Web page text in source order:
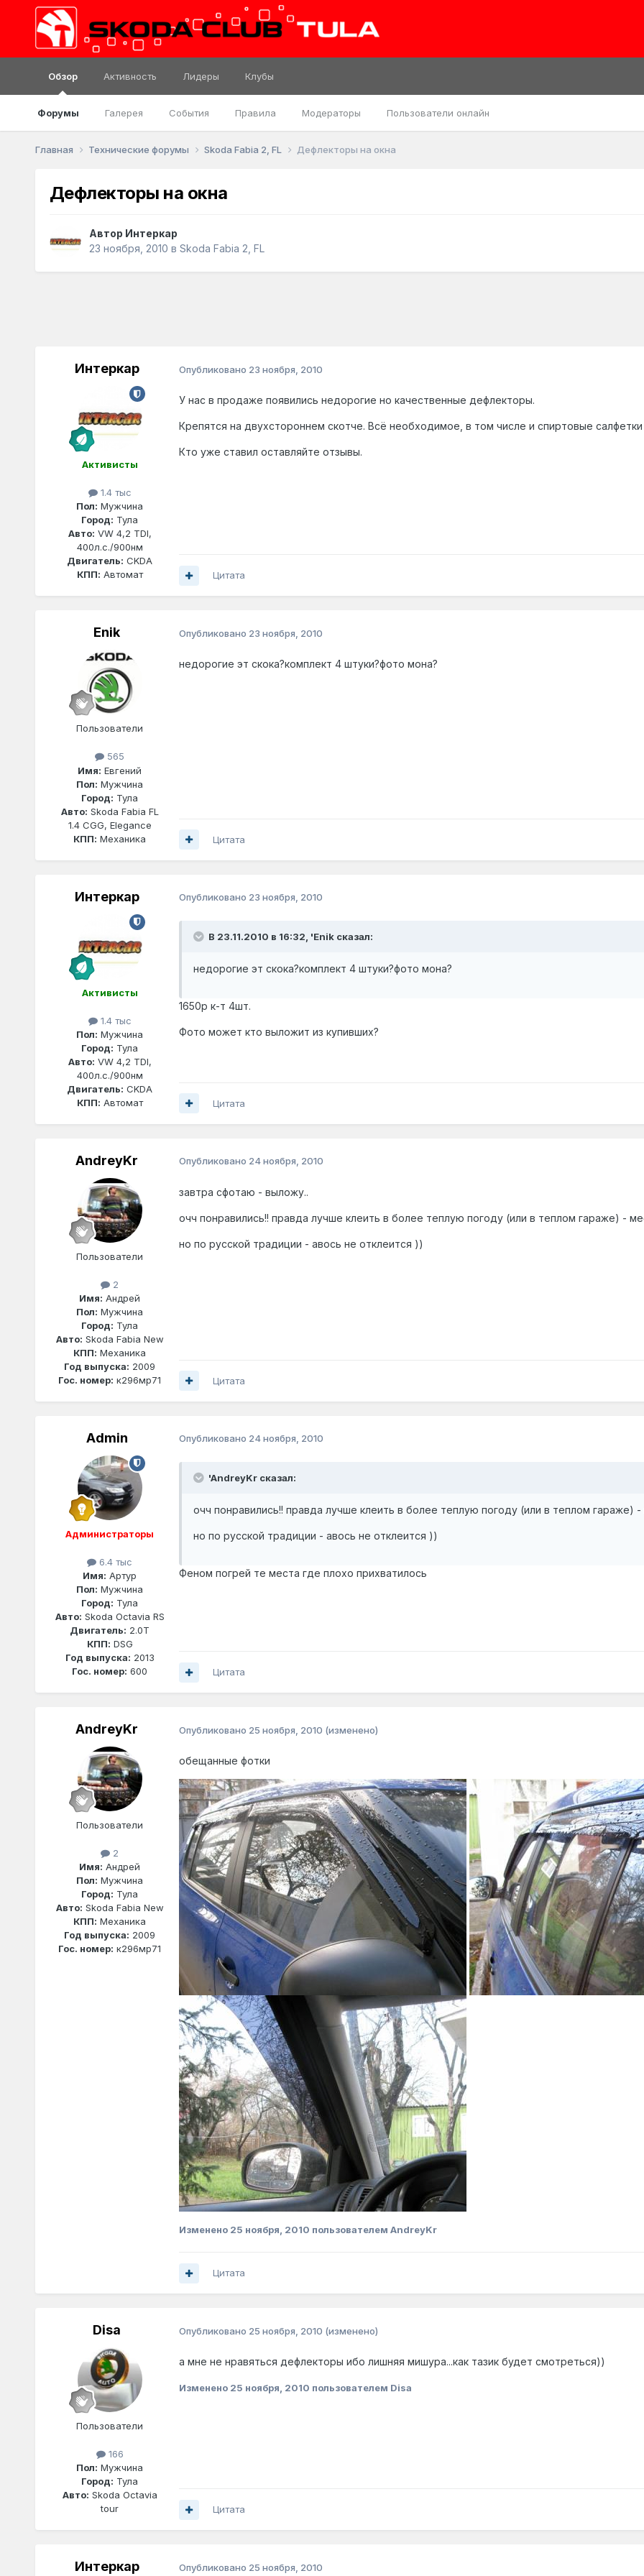
Обзор
Форумы Галерея События Правила Модераторы Пользователи онлайн
Активность Лидеры Клубы
Главная Технические форумы Skoda Fabia 2, FL Дефлекторы на окна
Дефлекторы на окна
Автор Интеркар
23 ноября, 2010 в Skoda Fabia 2, FL
Интеркар
Активисты
1.4 тыс
Пол: Мужчина
Город: Тула
Авто: VW 4,2 TDI,
400л.с./900нм
Двигатель: CKDA
КПП: Автомат
Опубликовано 23 ноября, 2010
У нас в продаже появились недорогие но качественные дефлекторы.
Крепятся на двухстороннем скотче. Всё необходимое, в том числе и спиртовые салфетки
Кто уже ставил оставляйте отзывы.
Цитата
Enik
Пользователи
565
Имя: Евгений
Пол: Мужчина
Город: Тула
Авто: Skoda Fabia FL
1.4 CGG, Elegance
КПП: Механика
Опубликовано 23 ноября, 2010
недорогие эт скока?комплект 4 штуки?фото мона?
Цитата
Интеркар
Активисты
1.4 тыс
Пол: Мужчина
Город: Тула
Авто: VW 4,2 TDI,
400л.с./900нм
Двигатель: CKDA
КПП: Автомат
Опубликовано 23 ноября, 2010
В 23.11.2010 в 16:32, 'Enik сказал:
недорогие эт скока?комплект 4 штуки?фото мона?
1650р к-т 4шт.
Фото может кто выложит из купивших?
Цитата
AndreyKr
Пользователи
2
Имя: Андрей
Пол: Мужчина
Город: Тула
Авто: Skoda Fabia New
КПП: Механика
Год выпуска: 2009
Гос. номер: к296мр71
Опубликовано 24 ноября, 2010
завтра сфотаю - выложу..
очч понравились!! правда лучше клеить в более теплую погоду (или в теплом гараже) -
но по русской традиции - авось не отклеится ))
Цитата
Admin
Администраторы
6.4 тыс
Имя: Артур
Пол: Мужчина
Город: Тула
Авто: Skoda Octavia RS
Двигатель: 2.0T
КПП: DSG
Год выпуска: 2013
Гос. номер: 600
Опубликовано 24 ноября, 2010
'AndreyKr сказал:
очч понравились!! правда лучше клеить в более теплую погоду (или в теплом гараже)
но по русской традиции - авось не отклеится ))
Феном погрей те места где плохо прихватилось
Цитата
AndreyKr
Пользователи
2
Имя: Андрей
Пол: Мужчина
Город: Тула
Авто: Skoda Fabia New
КПП: Механика
Год выпуска: 2009
Гос. номер: к296мр71
Опубликовано 25 ноября, 2010 (изменено)
обещанные фотки
Изменено 25 ноября, 2010 пользователем AndreyKr
Цитата
Disa
Пользователи
166
Пол: Мужчина
Город: Тула
Авто: Skoda Octavia
tour
Опубликовано 25 ноября, 2010 (изменено)
а мне не нравяться дефлекторы ибо лишняя мишура...как тазик будет смотреться))
Изменено 25 ноября, 2010 пользователем Disa
Цитата
Интеркар Опубликовано 25 ноября, 2010